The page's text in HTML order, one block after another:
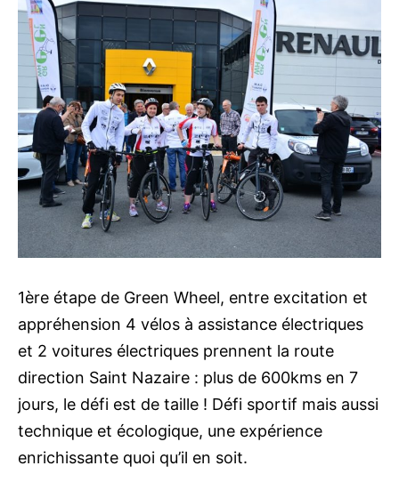
1ère étape de Green Wheel, entre excitation et
appréhension 4 vélos à assistance électriques
et 2 voitures électriques prennent la route
direction Saint Nazaire : plus de 600kms en 7
jours, le défi est de taille ! Défi sportif mais aussi
technique et écologique, une expérience
enrichissante quoi qu’il en soit.